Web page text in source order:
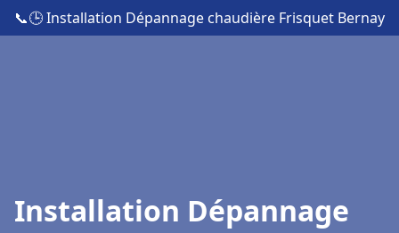
📞🕒 Installation Dépannage chaudière Frisquet Bernay
Installation Dépannage